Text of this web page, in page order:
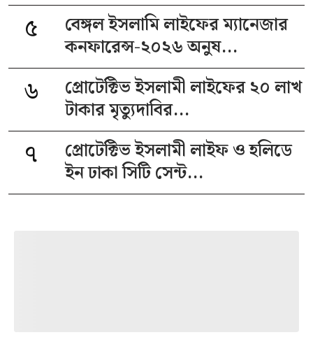
৫
বেঙ্গল ইসলামি লাইফের ম্যানেজার
কনফারেন্স-২০২৬ অনুষ...
৬
প্রোটেক্টিভ ইসলামী লাইফের ২০ লাখ
টাকার মৃত্যুদাবির...
৭
প্রোটেক্টিভ ইসলামী লাইফ ও হলিডে
ইন ঢাকা সিটি সেন্ট...